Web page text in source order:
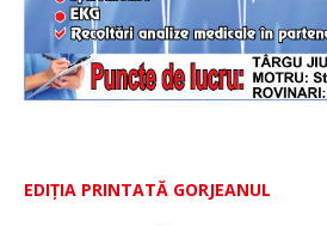
EDIȚIA PRINTATĂ GORJEANUL